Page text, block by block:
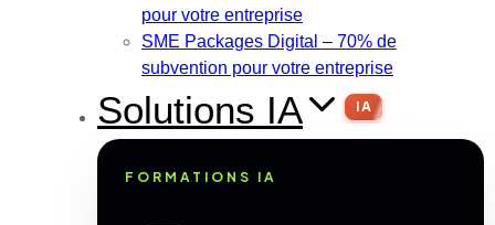
pour votre entreprise
SME Packages Digital – 70% de
subvention pour votre entreprise
Solutions IA IA
FORMATIONS IA